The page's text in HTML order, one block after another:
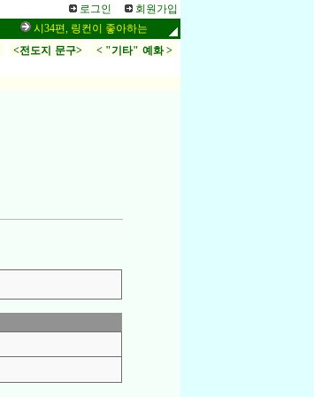
로그인
회원가입
시34편, 링컨이 좋아하는 말씀,응답,두려움
<전도지 문구> < "기타" 예화 >